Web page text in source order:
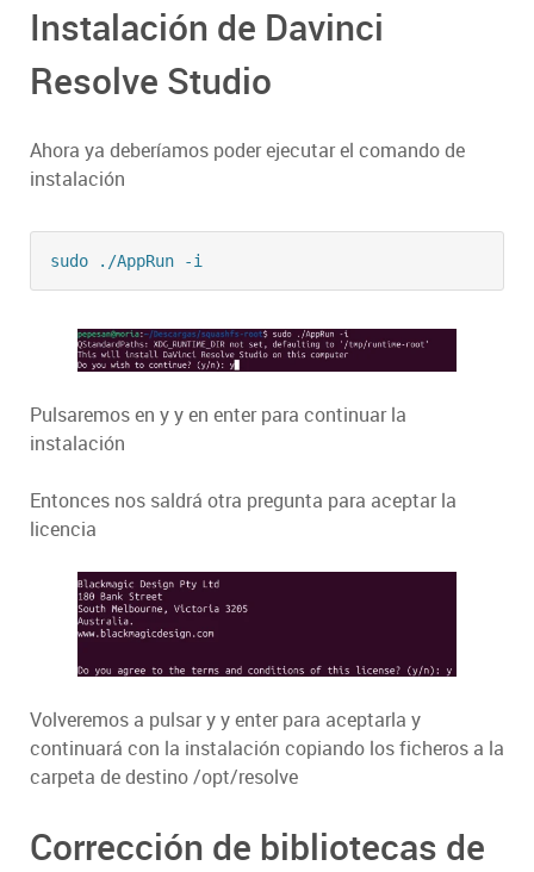
Instalación de Davinci
Resolve Studio
Ahora ya deberíamos poder ejecutar el comando de
instalación
Pulsaremos en y y en enter para continuar la
instalación
Entonces nos saldrá otra pregunta para aceptar la
licencia
Volveremos a pulsar y y enter para aceptarla y
continuará con la instalación copiando los ficheros a la
carpeta de destino /opt/resolve
Corrección de bibliotecas de